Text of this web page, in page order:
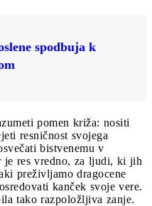
spodbuja k
pomen križa: nositi
resničnost svojega
bistvenemu v
je res vredno, za ljudi, ki jih
preživljamo dragocene
kanček svoje vere.
tako razpoložljiva zanje.